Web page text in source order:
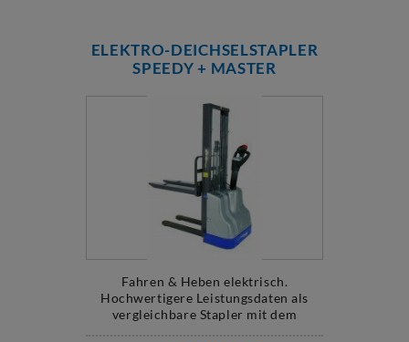
ELEKTRO-DEICHSELSTAPLER
SPEEDY + MASTER
Fahren & Heben elektrisch.
Hochwertigere Leistungsdaten als
vergleichbare Stapler mit dem